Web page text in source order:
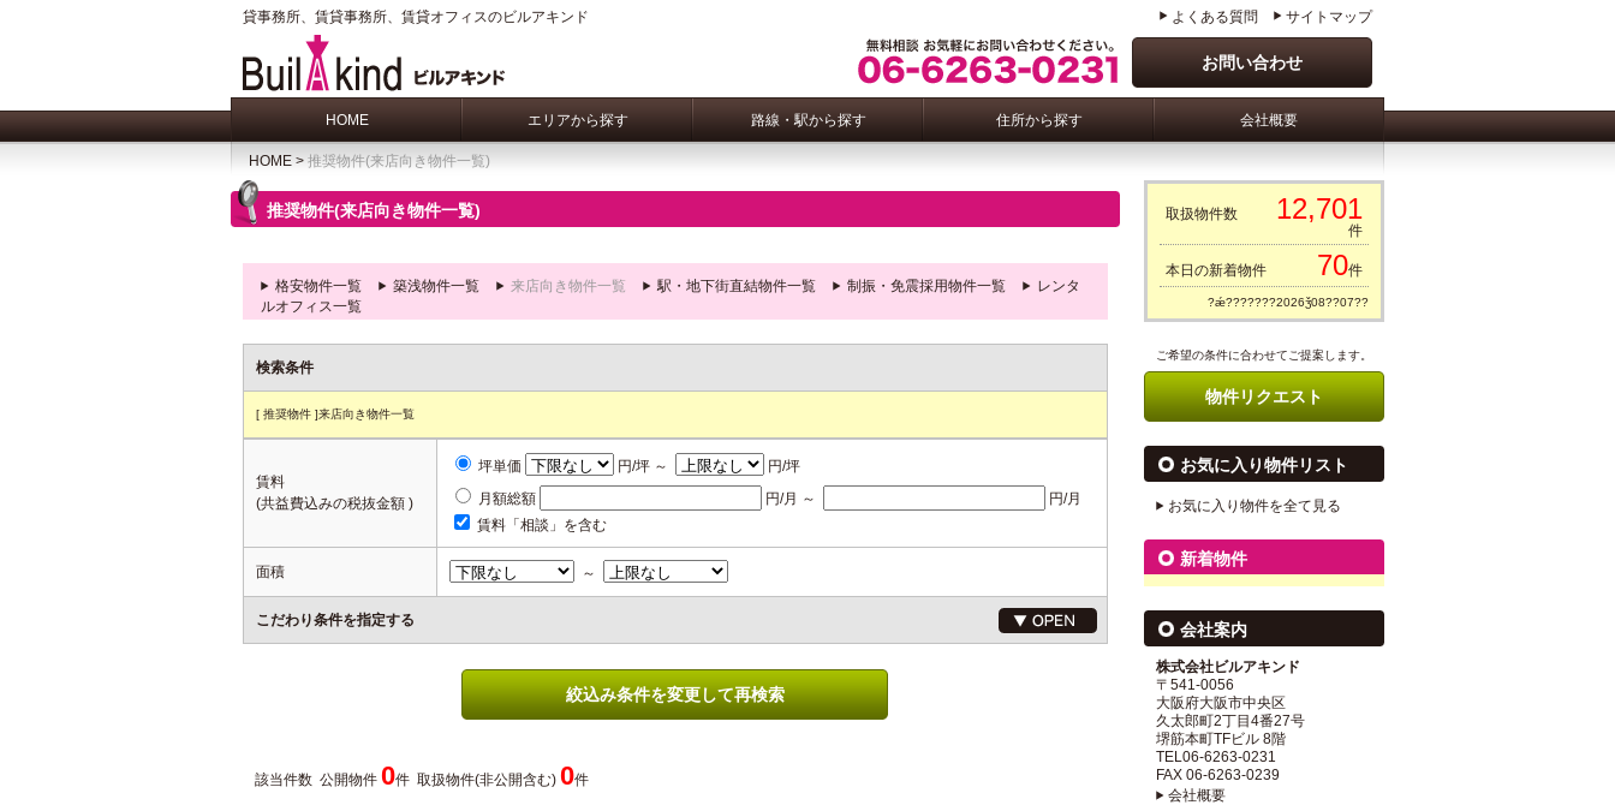
貸事務所、賃貸事務所、賃貸オフィスのビルアキンド よくある質問 サイトマップ
お問い合わせ
HOME エリアから探す 路線・駅から探す 住所から探す 会社概要
HOME > 推奨物件(来店向き物件一覧)
推奨物件(来店向き物件一覧)
格安物件一覧 築浅物件一覧 来店向き物件一覧 駅・地下街直結物件一覧 制振・免震採用物件一覧
レンタ
ルオフィス一覧
検索条件
[ 推奨物件 ]来店向き物件一覧
賃料
(共益費込みの税抜金額 )
坪単価 円/坪 ～
円/坪
月額総額
円/月 ～
円/月
賃料「相談」を含む
面積 ～
こだわり条件を指定する
絞込み条件を変更して再検索
該当件数 公開物件 0件 取扱物件(非公開含む) 0件
取扱物件数 12,701
件
本日の新着物件 70件
?ǽ???????2026ǯ08??07??
ご希望の条件に合わせてご提案します。
物件リクエスト
お気に入り物件リスト
お気に入り物件を全て見る
新着物件
会社案内
株式会社ビルアキンド
〒541-0056
大阪府大阪市中央区
久太郎町2丁目4番27号
堺筋本町TFビル 8階
TEL06-6263-0231
FAX 06-6263-0239
会社概要